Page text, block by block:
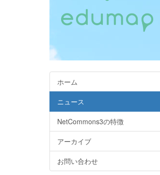
ホーム
ニュース
NetCommons3の特徴
アーカイブ
お問い合わせ